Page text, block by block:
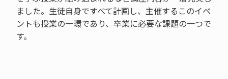
ました。生徒自身ですべて計画し、主催するこのイベ
ントも授業の一環であり、卒業に必要な課題の一つで
す。